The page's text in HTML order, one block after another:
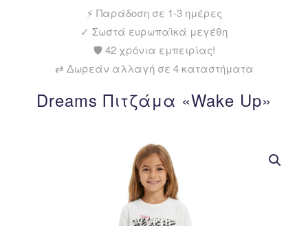
⚡ Παράδοση σε 1-3 ημέρες
✓ Σωστά ευρωπαϊκά μεγέθη
🛡️ 42 χρόνια εμπειρίας!
⇄ Δωρεάν αλλαγή σε 4 καταστήματα
Dreams Πιτζάμα «Wake Up»